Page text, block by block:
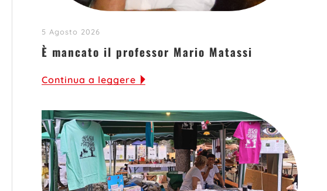
5 Agosto 2026
È mancato il professor Mario Matassi
Continua a leggere